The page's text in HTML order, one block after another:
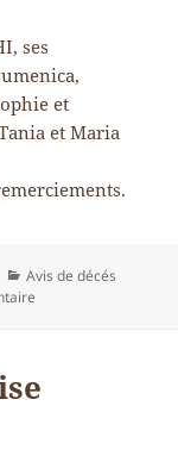
ses
et
et Maria
Catégories
Avis de décés